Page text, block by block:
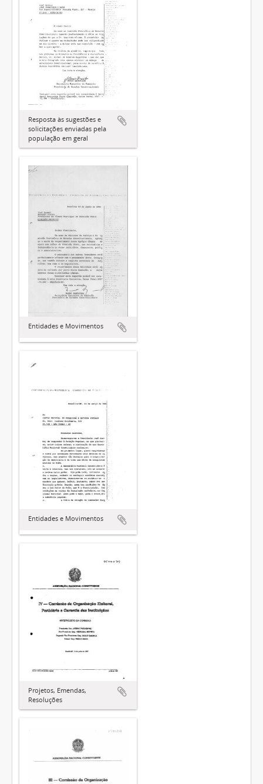
Resposta às sugestões e
solicitações enviadas pela
população em geral
Entidades e Movimentos
Entidades e Movimentos
Projetos, Emendas,
Resoluções